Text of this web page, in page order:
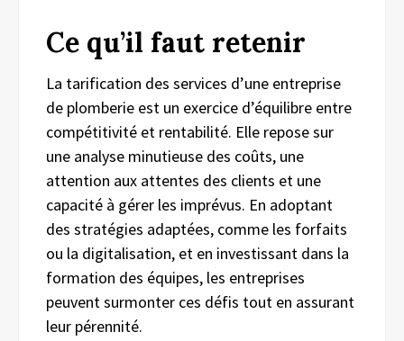
Ce qu’il faut retenir
La tarification des services d’une entreprise
de plomberie est un exercice d’équilibre entre
compétitivité et rentabilité. Elle repose sur
une analyse minutieuse des coûts, une
attention aux attentes des clients et une
capacité à gérer les imprévus. En adoptant
des stratégies adaptées, comme les forfaits
ou la digitalisation, et en investissant dans la
formation des équipes, les entreprises
peuvent surmonter ces défis tout en assurant
leur pérennité.